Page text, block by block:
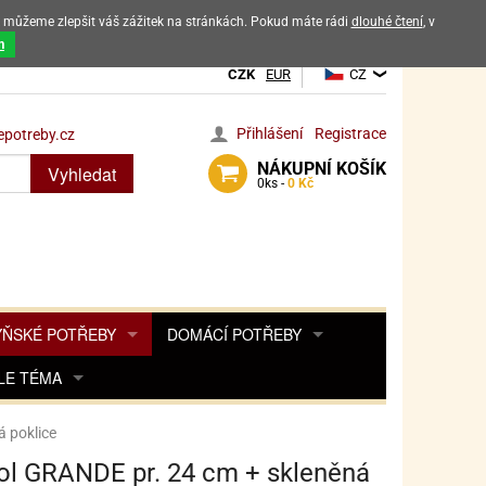
výrobků
CZK EUR CZ
Přihlášení Registrace
NÁKUPNÍ KOŠÍK
0 ks - 0 Kč
Vyhledat
POTŘEBY
KOŘENKY
DESINFEKCE, OCHRANA
KÁVOVARŮ
DOMÁCÍ POTŘEBY
KOŠÍKY
TÉMA
POHÁDKY A HRY
PRO FANOUŠKY BARBIE
NAROZENINOVÉ SVÍČKY
poklice
GRANDE pr. 24 cm + skleněná
zlepšit váš zážitek na stránkách. Pokud máte rádi dlouhé čtení, v